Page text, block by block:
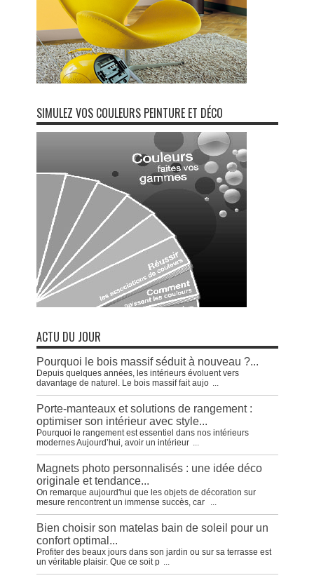
SIMULEZ VOS COULEURS PEINTURE ET DÉCO
ACTU DU JOUR
Pourquoi le bois massif séduit à nouveau ?...
Depuis quelques années, les intérieurs évoluent vers
davantage de naturel. Le bois massif fait aujo
Porte-manteaux et solutions de rangement :
optimiser son intérieur avec style...
Pourquoi le rangement est essentiel dans nos intérieurs
modernes Aujourd’hui, avoir un intérieur
Magnets photo personnalisés : une idée déco
originale et tendance...
On remarque aujourd'hui que les objets de décoration sur
mesure rencontrent un immense succès, car
Bien choisir son matelas bain de soleil pour un
confort optimal...
Profiter des beaux jours dans son jardin ou sur sa terrasse est
un véritable plaisir. Que ce soit p